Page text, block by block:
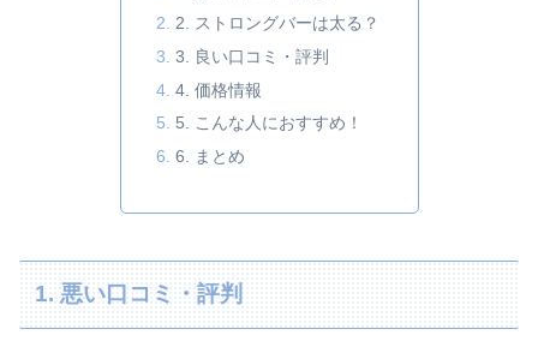
2. ストロングバーは太る？
3. 良い口コミ・評判
4. 価格情報
5. こんな人におすすめ！
6. まとめ
1. 悪い口コミ・評判